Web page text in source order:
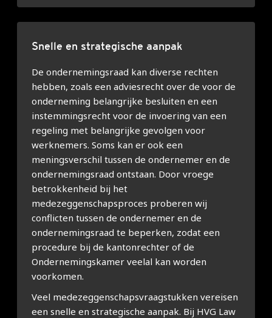
Snelle en strategische aanpak
De ondernemingsraad kan diverse rechten
hebben, zoals een adviesrecht over de voor de
onderneming belangrijke besluiten en een
instemmingsrecht voor de invoering van een
regeling met belangrijke gevolgen voor
werknemers. Soms kan er ook een
meningsverschil tussen de ondernemer en de
ondernemingsraad ontstaan. Door vroege
betrokkenheid bij het
medezeggenschapsproces proberen wij
conflicten tussen de ondernemer en de
ondernemingsraad te beperken, zodat een
procedure bij de kantonrechter of de
Ondernemingskamer veelal kan worden
voorkomen.
Veel medezeggenschapsvraagstukken vereisen
een snelle en strategische aanpak. Bij HVG Law